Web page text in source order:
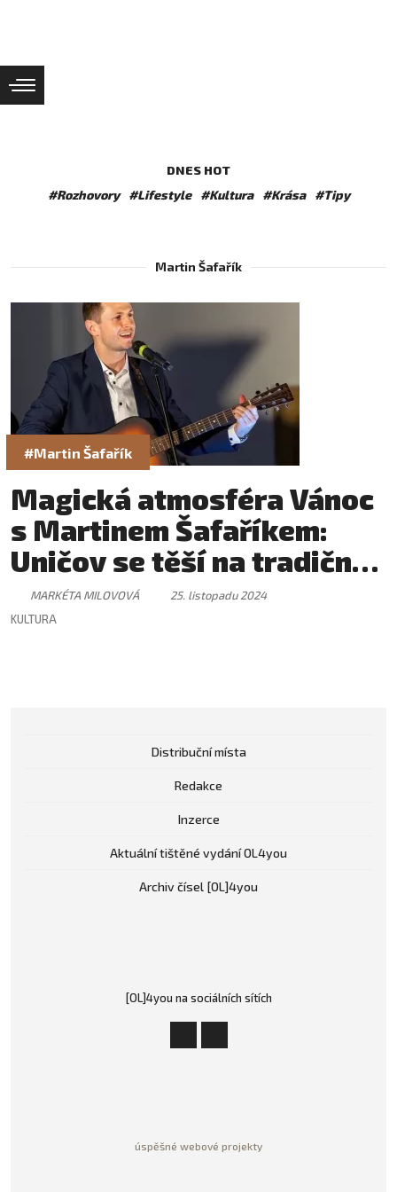
DNES HOT
#Rozhovory
#Lifestyle #Kultura #Krása #Tipy
Martin Šafařík
#Martin Šafařík
Magická atmosféra Vánoc
s Martinem Šafaříkem:
Uničov se těší na tradiční
koncert
MARKÉTA MILOVOVÁ
25. listopadu 2024
KULTURA
Distribuční místa
Redakce
Inzerce
Aktuální tištěné vydání OL4you
Archiv čísel [OL]4you
[OL]4you na sociálních sítích
úspěšné webové projekty